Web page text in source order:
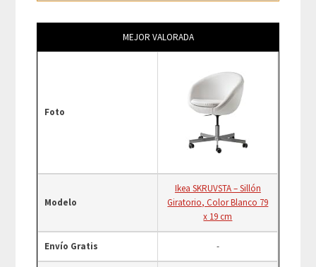
MEJOR VALORADA
Foto
Modelo
Ikea SKRUVSTA – Sillón
Giratorio, Color Blanco 79
x 19 cm
Envío Gratis -